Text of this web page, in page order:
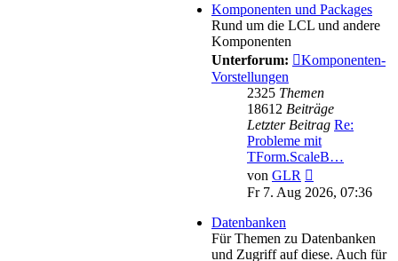
Komponenten und Packages
Rund um die LCL und andere
Komponenten
Unterforum:
Komponenten-
Vorstellungen
2325 Themen
18612 Beiträge
Letzter Beitrag Re:
Probleme mit
TForm.ScaleB…
von GLR
Beitrag
Fr 7. Aug 2026, 07:36
Datenbanken
Für Themen zu Datenbanken
und Zugriff auf diese. Auch für